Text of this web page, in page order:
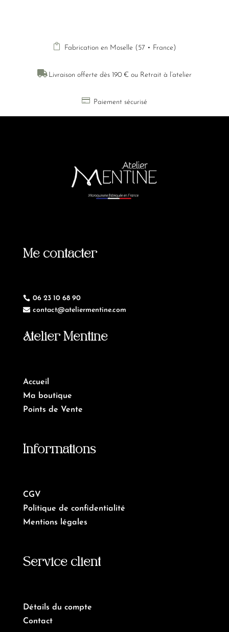
 Fabrication en Moselle (57 • France)
 Livraison offerte dès 190 € ou Retrait à l’atelier
 Paiement sécurisé
Me contacter
 06 23 10 68 90
 contact@ateliermentine.com
Atelier Mentine
Accueil
Ma boutique
Points de Vente
Informations
CGV
Politique de confidentialité
Mentions légales
Service client
Détails du compte
Contact